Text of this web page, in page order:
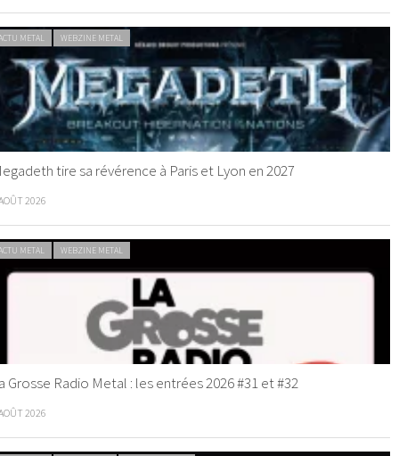
METAL WEBZINE METAL
tire sa révérence à Paris et Lyon en 2027
2026
METAL WEBZINE METAL
Grosse Radio Metal : les entrées 2026 #31 et #32
2026